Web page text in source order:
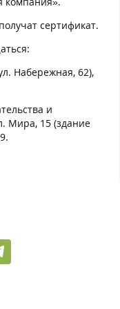
сертификат.
Набережная, 62),
и
Мира, 15 (здание